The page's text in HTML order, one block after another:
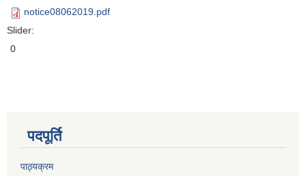
notice08062019.pdf
Slider:
0
पदपूर्ति
पाठ्यक्रम